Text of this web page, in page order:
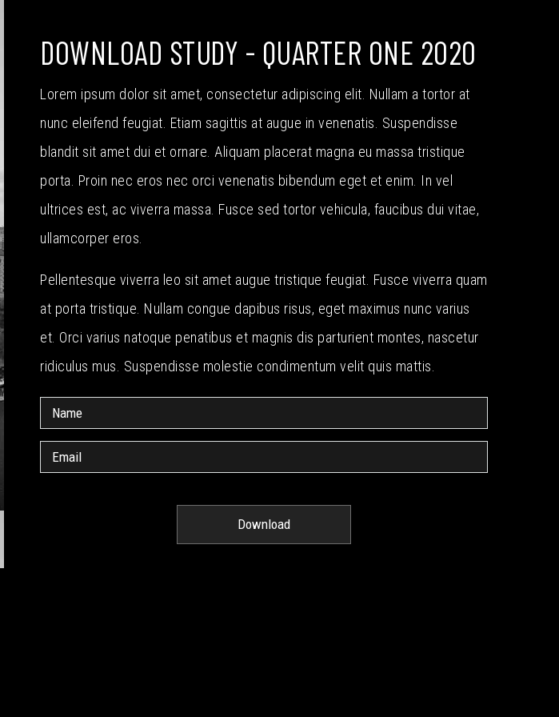
DOWNLOAD STUDY - QUARTER ONE 2020
Lorem ipsum dolor sit amet, consectetur adipiscing elit. Nullam a tortor at
nunc eleifend feugiat. Etiam sagittis at augue in venenatis. Suspendisse
blandit sit amet dui et ornare. Aliquam placerat magna eu massa tristique
porta. Proin nec eros nec orci venenatis bibendum eget et enim. In vel
ultrices est, ac viverra massa. Fusce sed tortor vehicula, faucibus dui vitae,
ullamcorper eros.
Pellentesque viverra leo sit amet augue tristique feugiat. Fusce viverra quam
at porta tristique. Nullam congue dapibus risus, eget maximus nunc varius
et. Orci varius natoque penatibus et magnis dis parturient montes, nascetur
ridiculus mus. Suspendisse molestie condimentum velit quis mattis.
Download